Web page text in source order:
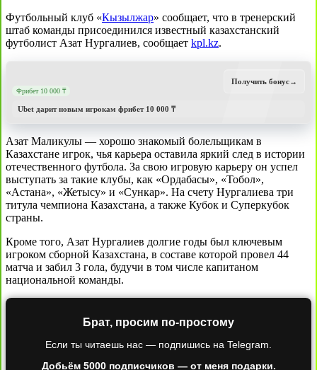
Футбольный клуб «Кызылжар» сообщает, что в тренерский
штаб команды присоединился известный казахстанский
футболист Азат Нургалиев, сообщает kpl.kz.
Фрибет 10 000 ₸
Ubet дарит новым игрокам фрибет 10 000 ₸
Получить бонус→
Азат Маликулы — хорошо знакомый болельщикам в
Казахстане игрок, чья карьера оставила яркий след в истории
отечественного футбола. За свою игровую карьеру он успел
выступать за такие клубы, как «Ордабасы», «Тобол»,
«Астана», «Жетысу» и «Сункар». На счету Нургалиева три
титула чемпиона Казахстана, а также Кубок и Суперкубок
страны.
Кроме того, Азат Нургалиев долгие годы был ключевым
игроком сборной Казахстана, в составе которой провел 44
матча и забил 3 гола, будучи в том числе капитаном
национальной команды.
Брат, просим по-простому
Если ты читаешь нас — подпишись на Telegram.
Добьём 5000 подписчиков — от меня подарки.